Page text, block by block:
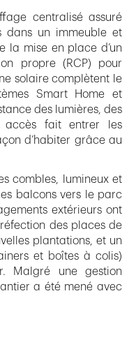
centralisé assuré
dans un immeuble et
la mise en place d’un
propre (RCP) pour
solaire complètent le
Smart Home et
des lumières, des
accès fait entrer les
d’habiter grâce au
combles, lumineux et
balcons vers le parc
extérieurs ont
des places de
plantations, et un
et boîtes à colis)
Malgré une gestion
a été mené avec